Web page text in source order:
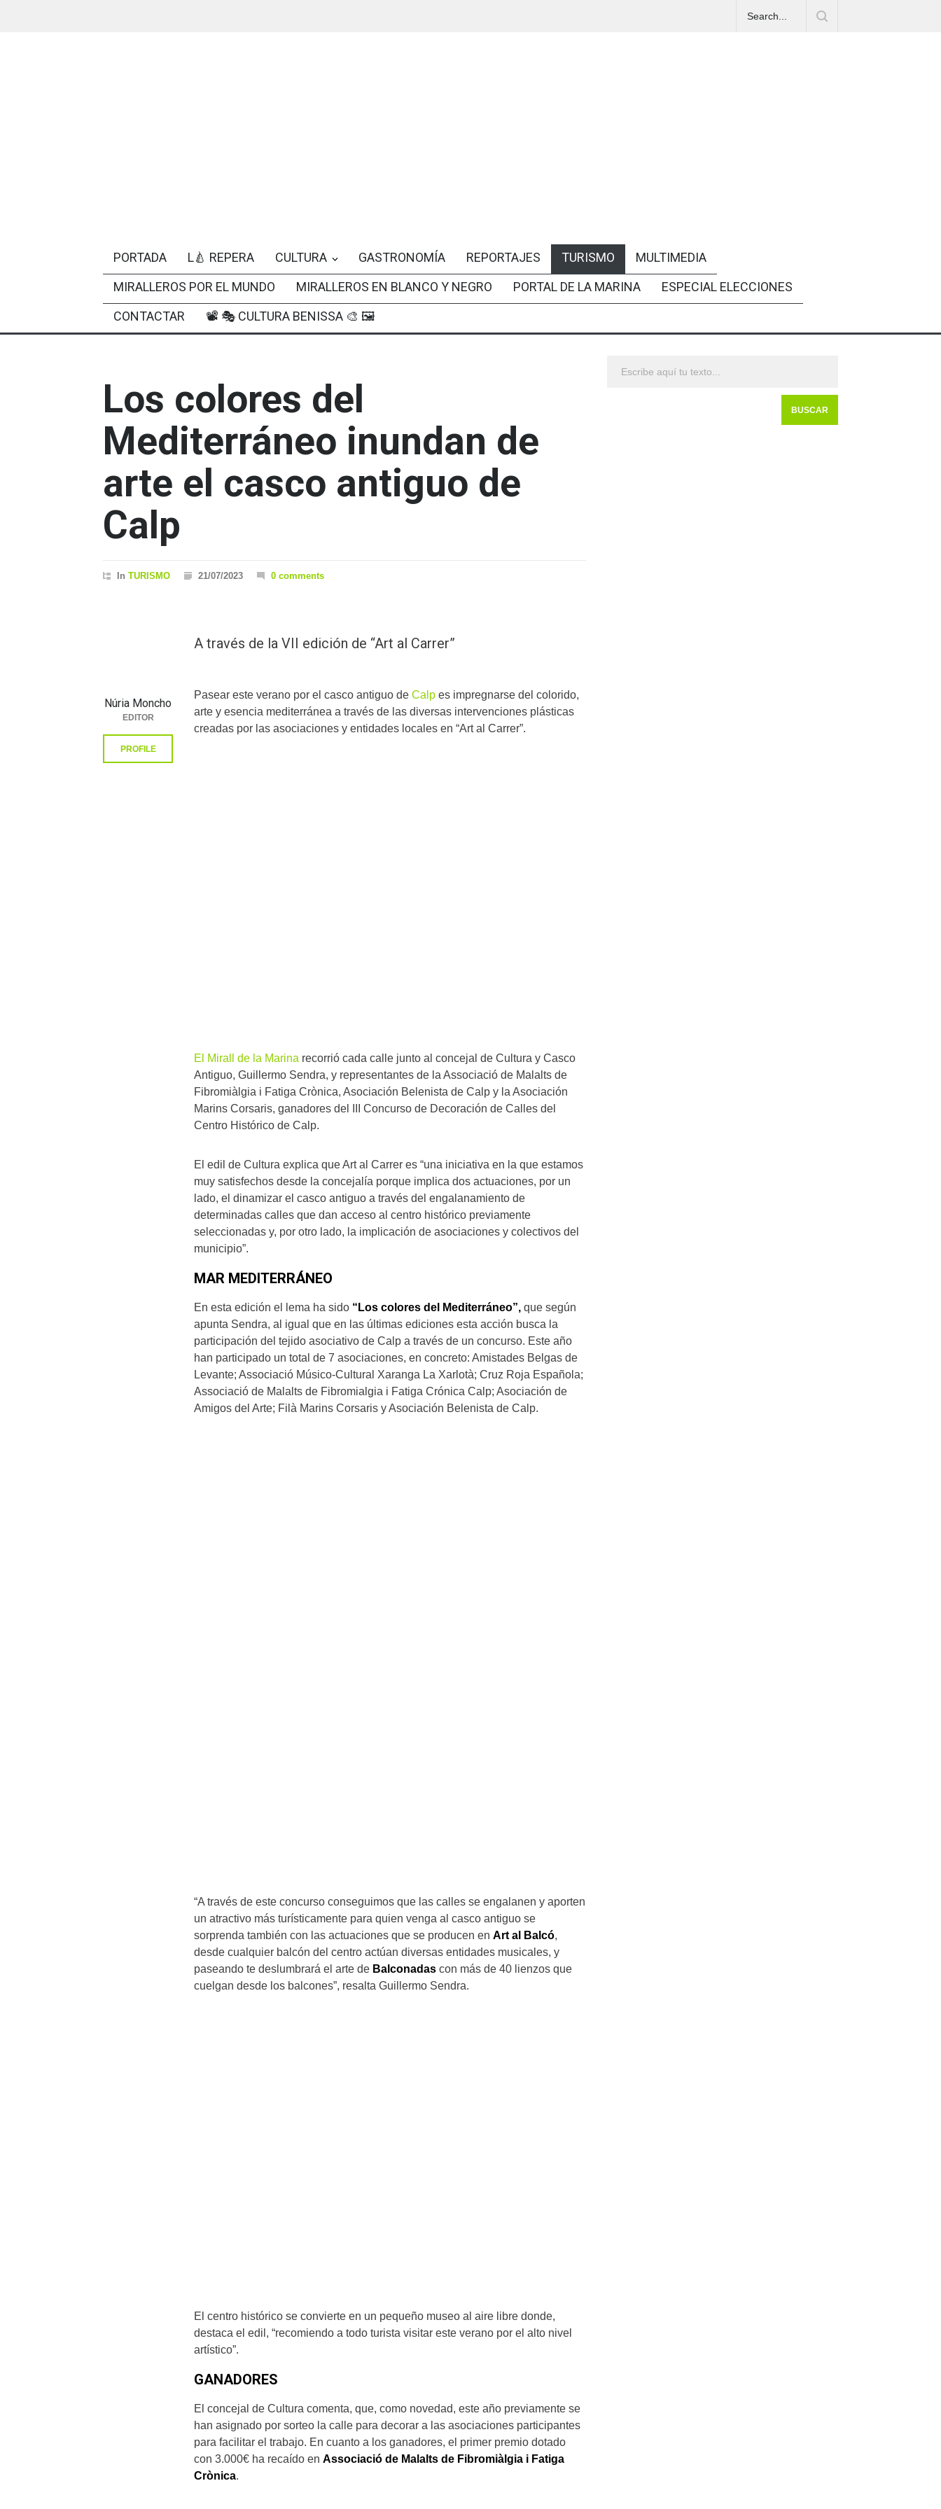
PORTADA L🍐 REPERA CULTURA GASTRONOMÍA REPORTAJES TURISMO
MULTIMEDIA
MIRALLEROS POR EL MUNDO
MIRALLEROS EN BLANCO Y NEGRO PORTAL DE LA MARINA
ESPECIAL ELECCIONES
CONTACTAR
📽 🎭 CULTURA BENISSA 🎨 🖼
Los colores del
Mediterráneo inundan de
arte el casco antiguo de
Calp
In TURISMO 21/07/2023 0 comments
A través de la VII edición de “Art al Carrer”
Pasear este verano por el casco antiguo de Calp es impregnarse del colorido,
arte y esencia mediterránea a través de las diversas intervenciones plásticas
creadas por las asociaciones y entidades locales en “Art al Carrer”.
El Mirall de la Marina recorrió cada calle junto al concejal de Cultura y Casco
Antiguo, Guillermo Sendra, y representantes de la Associació de Malalts de
Fibromiàlgia i Fatiga Crònica, Asociación Belenista de Calp y la Asociación
Marins Corsaris, ganadores del III Concurso de Decoración de Calles del
Centro Histórico de Calp.
El edil de Cultura explica que Art al Carrer es “una iniciativa en la que estamos
muy satisfechos desde la concejalía porque implica dos actuaciones, por un
lado, el dinamizar el casco antiguo a través del engalanamiento de
determinadas calles que dan acceso al centro histórico previamente
seleccionadas y, por otro lado, la implicación de asociaciones y colectivos del
municipio”.
MAR MEDITERRÁNEO
En esta edición el lema ha sido “Los colores del Mediterráneo”, que según
apunta Sendra, al igual que en las últimas ediciones esta acción busca la
participación del tejido asociativo de Calp a través de un concurso. Este año
han participado un total de 7 asociaciones, en concreto: Amistades Belgas de
Levante; Associació Músico-Cultural Xaranga La Xarlotà; Cruz Roja Española;
Associació de Malalts de Fibromialgia i Fatiga Crónica Calp; Asociación de
Amigos del Arte; Filà Marins Corsaris y Asociación Belenista de Calp.
“A través de este concurso conseguimos que las calles se engalanen y aporten
un atractivo más turísticamente para quien venga al casco antiguo se
sorprenda también con las actuaciones que se producen en Art al Balcó,
desde cualquier balcón del centro actúan diversas entidades musicales, y
paseando te deslumbrará el arte de Balconadas con más de 40 lienzos que
cuelgan desde los balcones”, resalta Guillermo Sendra.
El centro histórico se convierte en un pequeño museo al aire libre donde,
destaca el edil, “recomiendo a todo turista visitar este verano por el alto nivel
artístico”.
GANADORES
El concejal de Cultura comenta, que, como novedad, este año previamente se
han asignado por sorteo la calle para decorar a las asociaciones participantes
para facilitar el trabajo. En cuanto a los ganadores, el primer premio dotado
con 3.000€ ha recaído en Associació de Malalts de Fibromiàlgia i Fatiga
Crònica.
Núria Moncho
EDITOR
PROFILE